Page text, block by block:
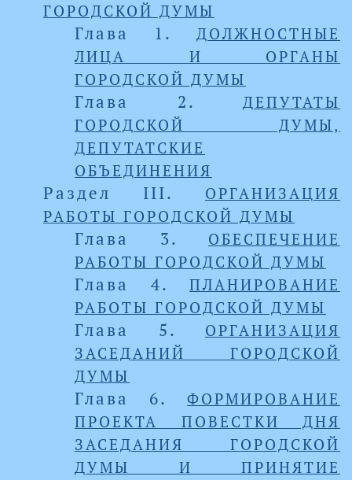
ГОРОДСКОЙ ДУМЫ
Глава 1. ДОЛЖНОСТНЫЕ
ЛИЦА И ОРГАНЫ
ГОРОДСКОЙ ДУМЫ
Глава 2. ДЕПУТАТЫ
ГОРОДСКОЙ ДУМЫ,
ДЕПУТАТСКИЕ
ОБЪЕДИНЕНИЯ
Раздел III.
ОРГАНИЗАЦИЯ
РАБОТЫ ГОРОДСКОЙ ДУМЫ
Глава 3.
ОБЕСПЕЧЕНИЕ
РАБОТЫ ГОРОДСКОЙ ДУМЫ
Глава 4. ПЛАНИРОВАНИЕ
РАБОТЫ ГОРОДСКОЙ ДУМЫ
Глава 5.
ОРГАНИЗАЦИЯ
ЗАСЕДАНИЙ ГОРОДСКОЙ
ДУМЫ
Глава 6. ФОРМИРОВАНИЕ
ПРОЕКТА ПОВЕСТКИ ДНЯ
ЗАСЕДАНИЯ ГОРОДСКОЙ
ДУМЫ И ПРИНЯТИЕ